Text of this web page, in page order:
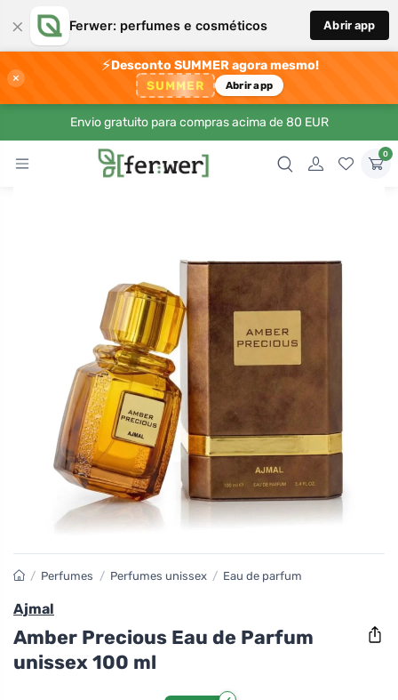
× Ferwer: perfumes e cosméticos Abrir app
×
⚡Desconto SUMMER agora mesmo!
SUMMER Abrir app
Envio gratuito para compras acima de 80 EUR
0
/ Perfumes / Perfumes unissex / Eau de parfum
Ajmal
Amber Precious Eau de Parfum
unissex 100 ml